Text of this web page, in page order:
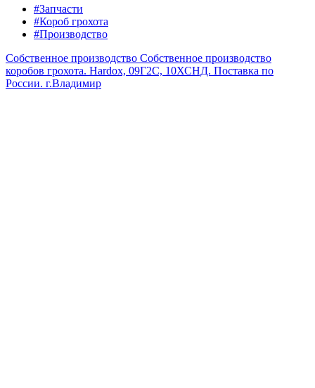
#Запчасти
#Короб грохота
#Производство
Собственное производство Собственное производство
коробов грохота. Hardox, 09Г2С, 10ХСНД. Поставка по
России. г.Владимир